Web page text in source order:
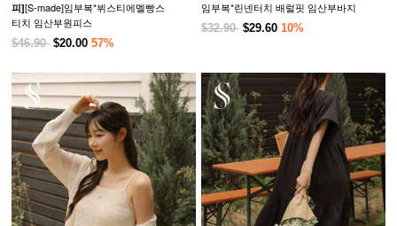
피][S-made]임부복*뷔스티에멜빵스
티치 임산부원피스
$46.90 $20.00 57%
임부복*린넨터치 배럴핏 임산부바지
$32.90 $29.60 10%